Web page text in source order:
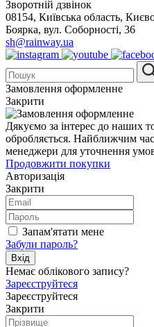
Зворотній дзвінок
08154, Київська область,
Боярка, вул. Соборності, 36
sh@rainway.ua
Замовлення оформленне
Закрити
Дякуємо за інтерес до наших
обробляється. Найближчим
менеджери для уточнення
Продовжити покупки
Авторизація
Закрити
Запам'ятати мене
Забули пароль?
Вхiд
Немає облікового запису?
Зареєструйтеся
Зареєструйтеся
Закрити